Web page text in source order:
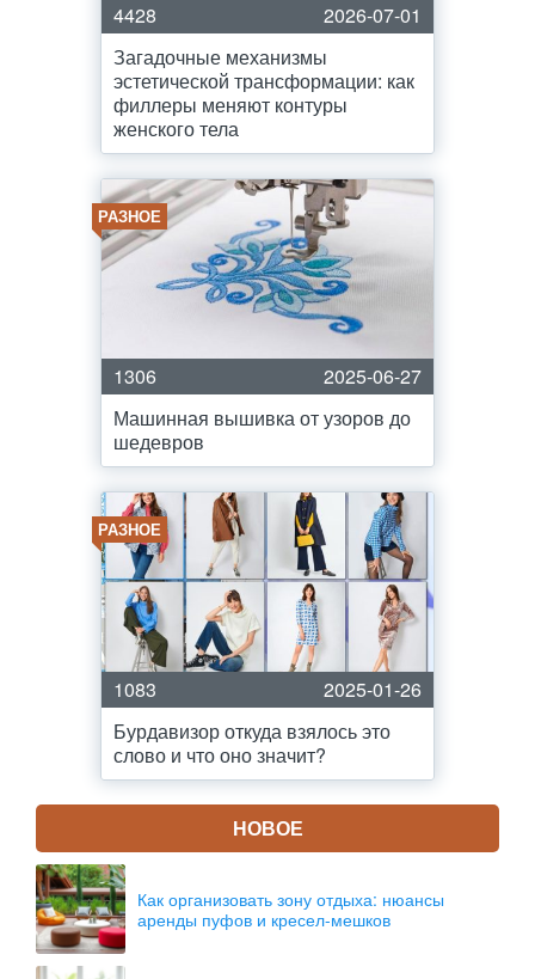
4428
2026-07-01
Загадочные механизмы
эстетической трансформации: как
филлеры меняют контуры
женского тела
РАЗНОЕ
1306
2025-06-27
Машинная вышивка от узоров до
шедевров
РАЗНОЕ
1083
2025-01-26
Бурдавизор откуда взялось это
слово и что оно значит?
НОВОЕ
Как организовать зону отдыха: нюансы
аренды пуфов и кресел-мешков